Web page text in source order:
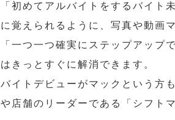
「初めてアルバイトをするバイト
に覚えられるように、写真や動画
「一つ一つ確実にステップアップ
はきっとすぐに解消できます。
バイトデビューがマックという方
や店舗のリーダーである「シフト